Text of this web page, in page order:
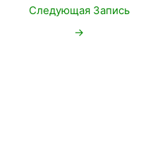
Следующая Запись
→